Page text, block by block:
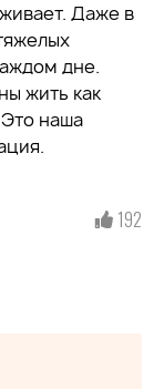
Даже в
дне.
жить как
наша
192